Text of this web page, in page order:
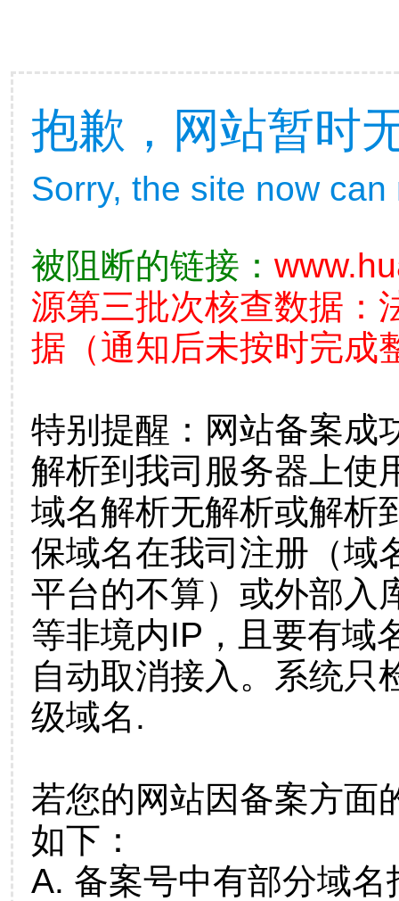
抱歉，网站暂时
Sorry, the site now
被阻断的链接：
源第三批次核查数据：
据（通知后未按时完成
特别提醒：网站备案成
解析到我司服务器上使
域名解析无解析或解析
保域名在我司注册（域
平台的不算）或外部入
等非境内IP，且要有域
自动取消接入。系统只
级域名.
若您的网站因备案方面
如下：
A. 备案号中有部分域